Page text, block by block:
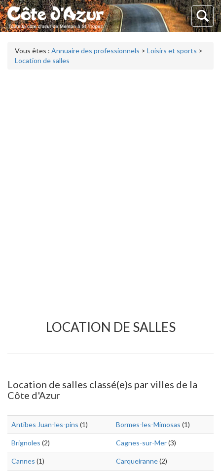
Vous êtes : Annuaire des professionnels > Loisirs et sports >
Location de salles
LOCATION DE SALLES
Location de salles classé(e)s par villes de la
Côte d'Azur
Antibes Juan-les-pins (1) Bormes-les-Mimosas (1)
Brignoles (2) Cagnes-sur-Mer(3)
Cannes (1) Carqueiranne(2)